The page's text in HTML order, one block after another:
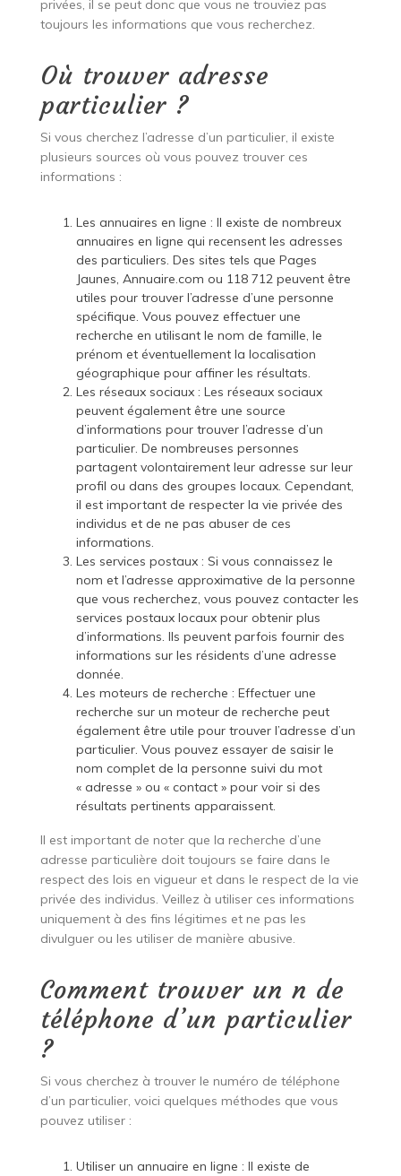
privées, il se peut donc que vous ne trouviez pas
toujours les informations que vous recherchez.
Où trouver adresse
particulier ?
Si vous cherchez l’adresse d’un particulier, il existe
plusieurs sources où vous pouvez trouver ces
informations :
Les annuaires en ligne : Il existe de nombreux
annuaires en ligne qui recensent les adresses
des particuliers. Des sites tels que Pages
Jaunes, Annuaire.com ou 118 712 peuvent être
utiles pour trouver l’adresse d’une personne
spécifique. Vous pouvez effectuer une
recherche en utilisant le nom de famille, le
prénom et éventuellement la localisation
géographique pour affiner les résultats.
Les réseaux sociaux : Les réseaux sociaux
peuvent également être une source
d’informations pour trouver l’adresse d’un
particulier. De nombreuses personnes
partagent volontairement leur adresse sur leur
profil ou dans des groupes locaux. Cependant,
il est important de respecter la vie privée des
individus et de ne pas abuser de ces
informations.
Les services postaux : Si vous connaissez le
nom et l’adresse approximative de la personne
que vous recherchez, vous pouvez contacter les
services postaux locaux pour obtenir plus
d’informations. Ils peuvent parfois fournir des
informations sur les résidents d’une adresse
donnée.
Les moteurs de recherche : Effectuer une
recherche sur un moteur de recherche peut
également être utile pour trouver l’adresse d’un
particulier. Vous pouvez essayer de saisir le
nom complet de la personne suivi du mot
« adresse » ou « contact » pour voir si des
résultats pertinents apparaissent.
Il est important de noter que la recherche d’une
adresse particulière doit toujours se faire dans le
respect des lois en vigueur et dans le respect de la vie
privée des individus. Veillez à utiliser ces informations
uniquement à des fins légitimes et ne pas les
divulguer ou les utiliser de manière abusive.
Comment trouver un n de
téléphone d’un particulier
?
Si vous cherchez à trouver le numéro de téléphone
d’un particulier, voici quelques méthodes que vous
pouvez utiliser :
Utiliser un annuaire en ligne : Il existe de